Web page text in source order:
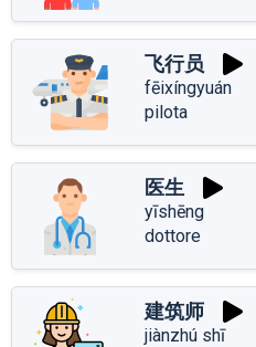
飞行员
fēixíngyuán
pilota
医生
yīshēng
dottore
建筑师
jiànzhú shī